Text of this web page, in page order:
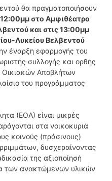
θα πραγματοποιήσουν
στο Αμφιθέατρο
και στις 13:00μμ
Λυκείου Βελβεντού
έναρξη εφαρμογής του
συλλογής και ορθής
Οικιακών Αποβλήτων
του προγράμματος
(ΕΟΑ) είναι μικρές
στα νοικοκυριά
κοινούς (πράσινους)
δυσχεραίνοντας
της αξιοποίησή
των ανακτώμενων υλικών